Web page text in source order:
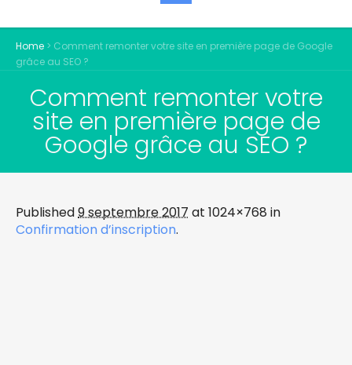
Home > Comment remonter votre site en première page de Google
grâce au SEO ?
Comment remonter votre
site en première page de
Google grâce au SEO ?
Published9 septembre 2017 at 1024×768 in
Confirmation d’inscription.